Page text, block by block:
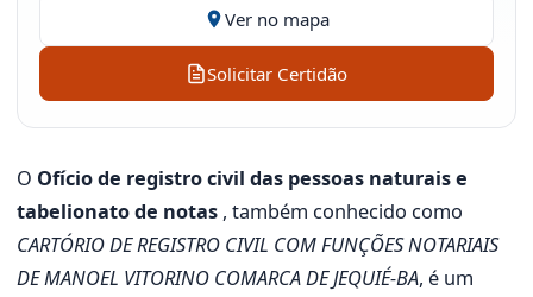
Ver no mapa
Solicitar Certidão
O Ofício de registro civil das pessoas naturais e
tabelionato de notas , também conhecido como
CARTÓRIO DE REGISTRO CIVIL COM FUNÇÕES NOTARIAIS
DE MANOEL VITORINO COMARCA DE JEQUIÉ-BA, é um